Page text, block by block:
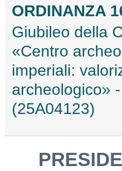
ORDINANZA
Giubileo della
«Centro
imperiali:
archeologico»
(25A04123)